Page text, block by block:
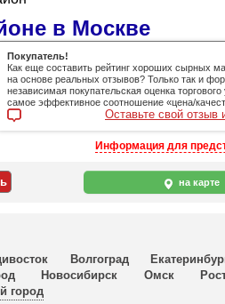
в Москве
Покупатель!
Как еще составить рейтинг хороших сырных
на основе реальных отзывов? Только так и
независимая покупательская оценка
самое эффективное соотношение «цена/
Оставьте свой отзыв
Информация для
на карте
Волгоград
Новосибирск Омск
город